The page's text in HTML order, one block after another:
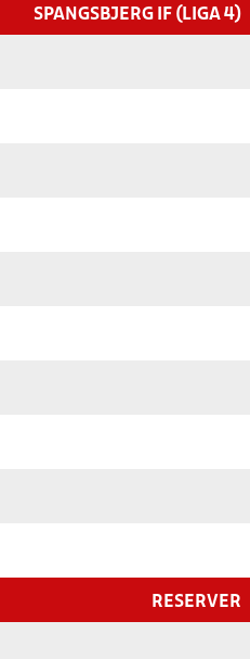
SPANGSBJERG IF (LIGA 4)
RESERVER